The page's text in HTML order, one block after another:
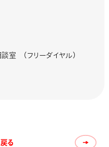
（フリーダイヤル）
る